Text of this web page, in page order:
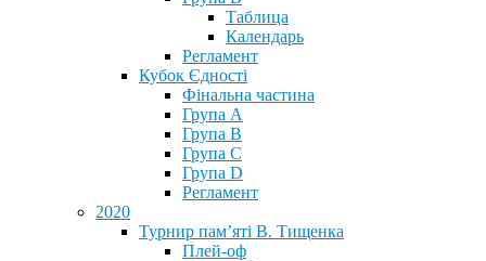
Таблица
Календарь
Регламент
Кубок Єдності
Фінальна частина
Група А
Група В
Група С
Група D
Регламент
2020
Турнир пам’яті В. Тищенка
Плей-оф